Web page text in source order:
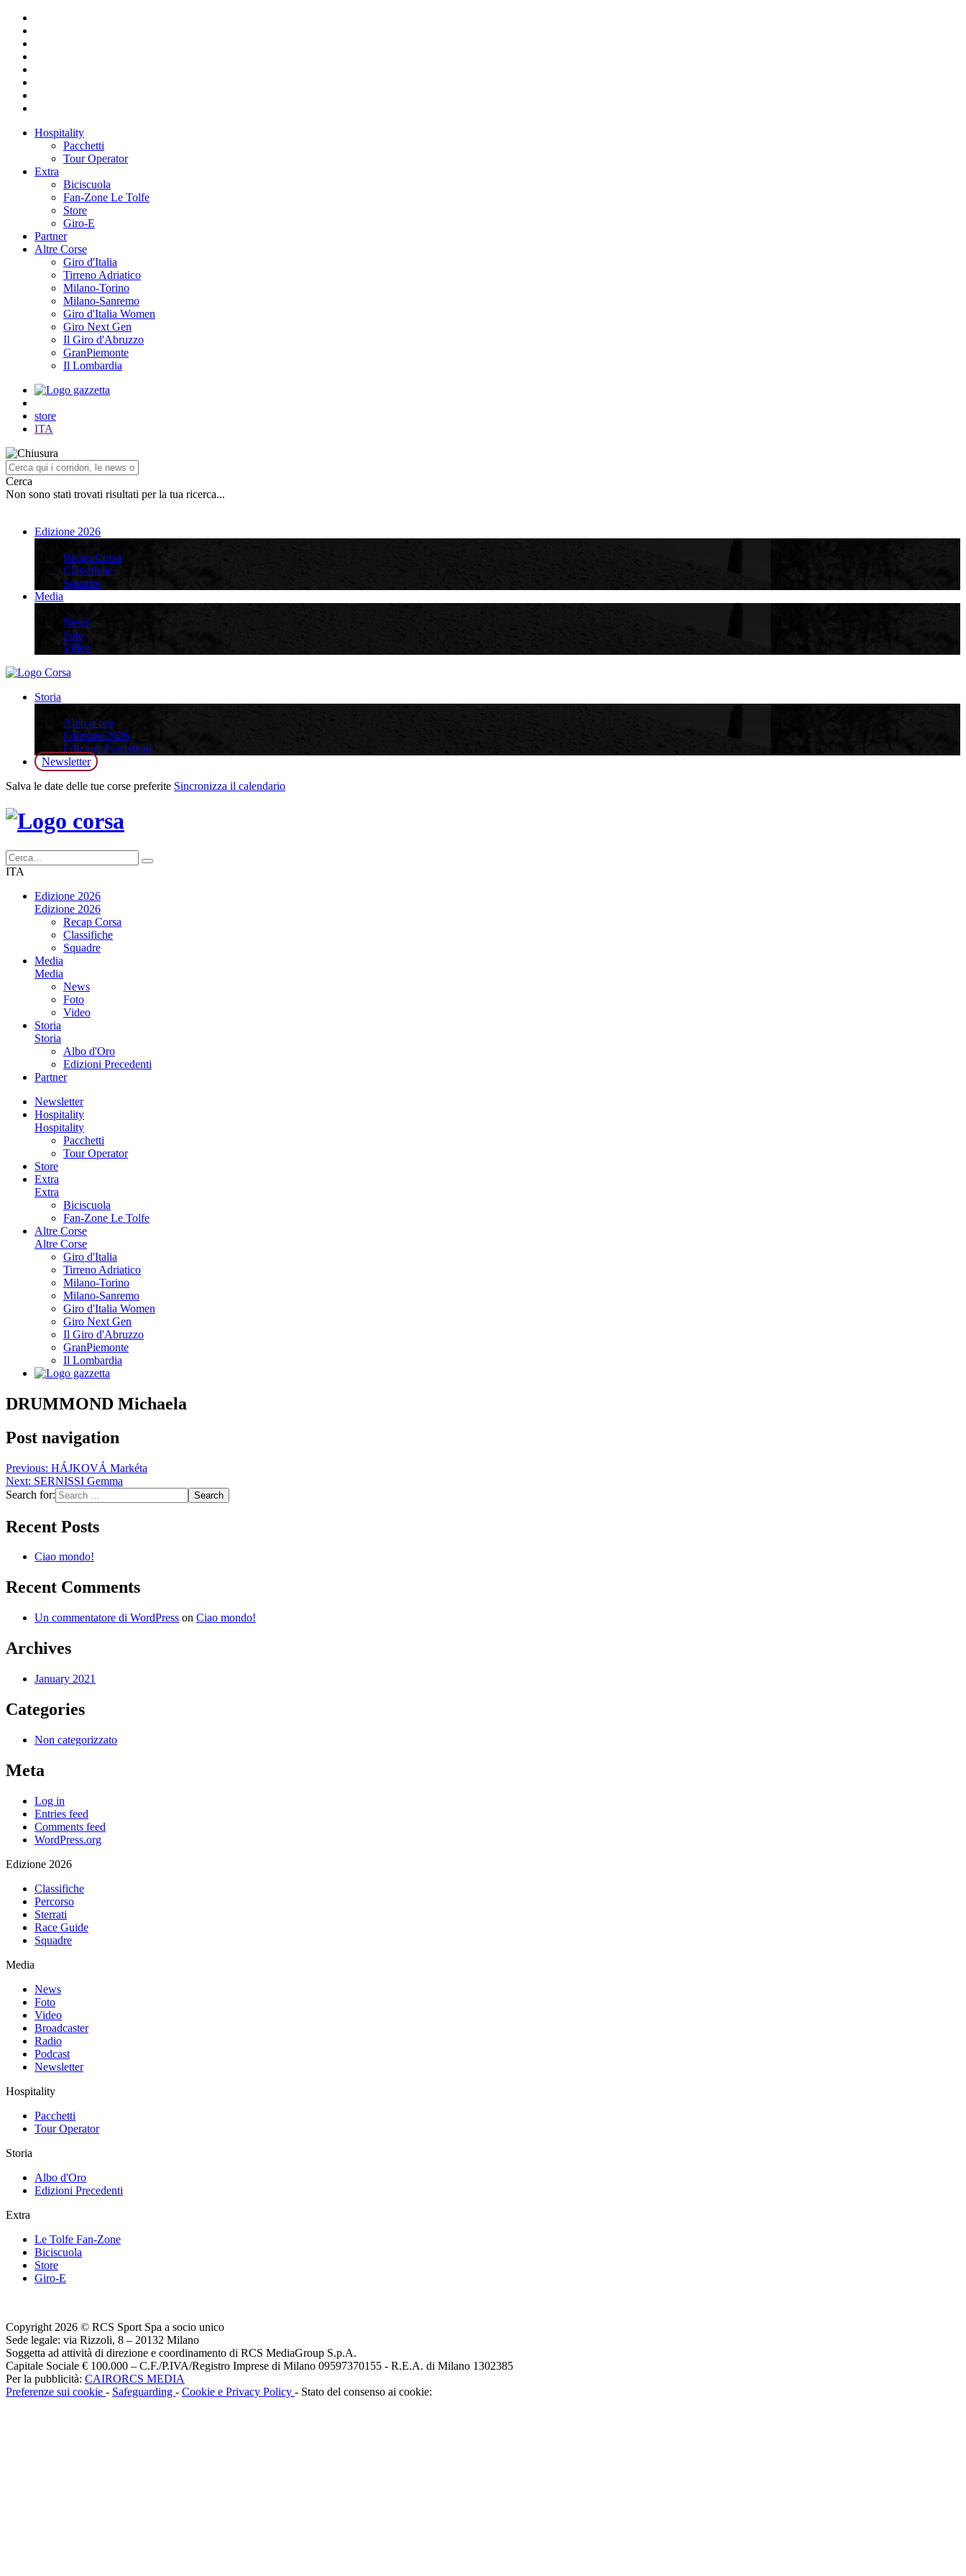
Hospitality
Pacchetti
Tour Operator
Extra
Biciscuola
Fan-Zone Le Tolfe
Store
Giro-E
Partner
Altre Corse
Giro d'Italia
Tirreno Adriatico
Milano-Torino
Milano-Sanremo
Giro d'Italia Women
Giro Next Gen
Il Giro d'Abruzzo
GranPiemonte
Il Lombardia
store
ITA
Cerca
Non sono stati trovati risultati per la tua ricerca...
Edizione 2026
Recap Corsa
Classifiche
Squadre
Media
News
Foto
Video
Storia
Albo d’oro
Edizione 2026
Edizioni Precedenti
Newsletter
Salva le date delle tue corse preferite Sincronizza il calendario
ITA
Edizione 2026
Edizione 2026
Recap Corsa
Classifiche
Squadre
Media
Media
News
Foto
Video
Storia
Storia
Albo d'Oro
Edizioni Precedenti
Partner
Newsletter
Hospitality
Hospitality
Pacchetti
Tour Operator
Store
Extra
Extra
Biciscuola
Fan-Zone Le Tolfe
Altre Corse
Altre Corse
Giro d'Italia
Tirreno Adriatico
Milano-Torino
Milano-Sanremo
Giro d'Italia Women
Giro Next Gen
Il Giro d'Abruzzo
GranPiemonte
Il Lombardia
DRUMMOND Michaela
Post navigation
Previous: HÁJKOVÁ Markéta
Next: SERNISSI Gemma
Search for:
Recent Posts
Ciao mondo!
Recent Comments
Un commentatore di WordPress on Ciao mondo!
Archives
January 2021
Categories
Non categorizzato
Meta
Log in
Entries feed
Comments feed
WordPress.org
Edizione 2026
Classifiche
Percorso
Sterrati
Race Guide
Squadre
Media
News
Foto
Video
Broadcaster
Radio
Podcast
Newsletter
Hospitality
Pacchetti
Tour Operator
Storia
Albo d'Oro
Edizioni Precedenti
Extra
Le Tolfe Fan-Zone
Biciscuola
Store
Giro-E
Copyright 2026 © RCS Sport Spa a socio unico
Sede legale: via Rizzoli, 8 – 20132 Milano
Soggetta ad attività di direzione e coordinamento di RCS MediaGroup S.p.A.
Capitale Sociale € 100.000 – C.F./P.IVA/Registro Imprese di Milano 09597370155 - R.E.A. di Milano 1302385
Per la pubblicità: CAIRORCS MEDIA
Preferenze sui cookie - Safeguarding - Cookie e Privacy Policy - Stato del consenso ai cookie: